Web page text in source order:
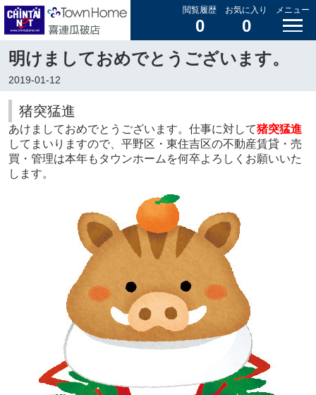
閲覧履歴
0
お気に入り
0
メニュー
明けましておめでとうございます。
2019-01-12
猪突猛進
あけましておめでとうございます。仕事に対して猪突猛進
してまいりますので、平野区・東住吉区の不動産賃貸・売
買・管理は本年もタウンホームを何卒よろしくお願いいた
します。